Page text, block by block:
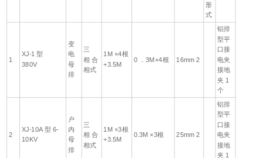
形
式
1
XJ-1 型
380V
变
电
母
排
三
相 合
相式
1M ×4根
+3.5M
0 ．3M×4根 16mm 2
铝排
型平
口接
电夹
接地
夹 1
个
2
XJ-10A 型 6-
10KV
户
内
母
排
三
相 合
相式
1M ×3根
+3.5M
0.3M ×3根 25mm 2
铝排
型平
口接
电夹
接地
夹 1